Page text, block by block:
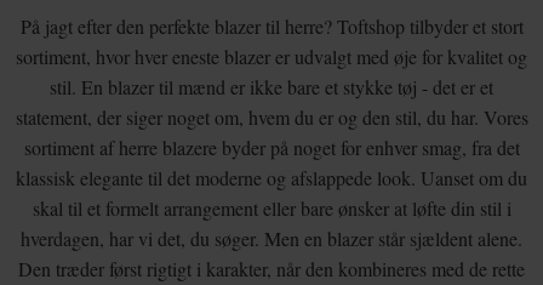
På jagt efter den perfekte blazer til herre? Toftshop tilbyder et stort
sortiment, hvor hver eneste blazer er udvalgt med øje for kvalitet og
stil. En blazer til mænd er ikke bare et stykke tøj - det er et
statement, der siger noget om, hvem du er og den stil, du har. Vores
sortiment af herre blazere byder på noget for enhver smag, fra det
klassisk elegante til det moderne og afslappede look. Uanset om du
skal til et formelt arrangement eller bare ønsker at løfte din stil i
hverdagen, har vi det, du søger. Men en blazer står sjældent alene.
Den træder først rigtigt i karakter, når den kombineres med de rette